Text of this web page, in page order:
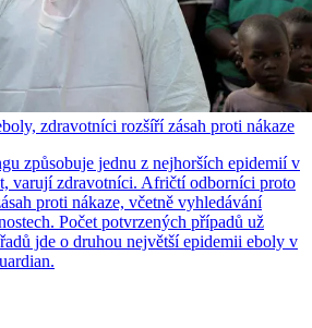
zdravotníci rozšíří zásah proti nákaze
způsobuje jednu z nejhorších epidemií v
varují zdravotníci. Afričtí odborníci proto
proti nákaze, včetně vyhledávání
Počet potvrzených případů už
jde o druhou největší epidemii eboly v